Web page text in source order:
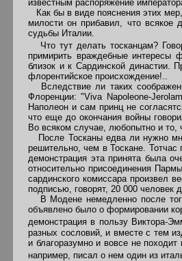
известным распоряжение
Как бы в виде пояснения этих
милости он прибавил, что всякое
судьбы Италии.
Что тут делать тосканцам?
примирить враждебные интересы
близок и к Сардинской династии.
флорентийское происхождение!..
Вследствие ли таких
Флоренции: "Viva Napoleone-
Наполеон и сам принц не
что еще до окончания войны
Во всяком случае, любопытно и то,
После Тосканы едва ли нужно
решительно, чем в Тоскане.
демонстрация эта принята была
относительно присоединения
сардинского комиссара произвел
подписью, говорят, 20 000 человек
В Модене немедленно после
объявлено было о формировании
демонстрация в пользу Виктора-
разных сословий, и вместе с тем
и благоразумно и вовсе не
например, писал о нем один из